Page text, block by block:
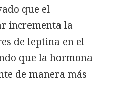
que el
incrementa la
de leptina en el
que la hormona
de manera más